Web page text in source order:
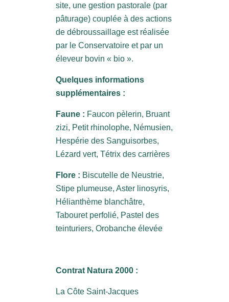
site, une gestion pastorale (par
pâturage) couplée à des actions
de débroussaillage est réalisée
par le Conservatoire et par un
éleveur bovin « bio ».
Quelques informations
supplémentaires :
Faune : Faucon pèlerin, Bruant
zizi, Petit rhinolophe, Némusien,
Hespérie des Sanguisorbes,
Lézard vert, Tétrix des carrières
Flore : Biscutelle de Neustrie,
Stipe plumeuse, Aster linosyris,
Hélianthème blanchâtre,
Tabouret perfolié, Pastel des
teinturiers, Orobanche élevée
Contrat Natura 2000 :
La Côte Saint-Jacques